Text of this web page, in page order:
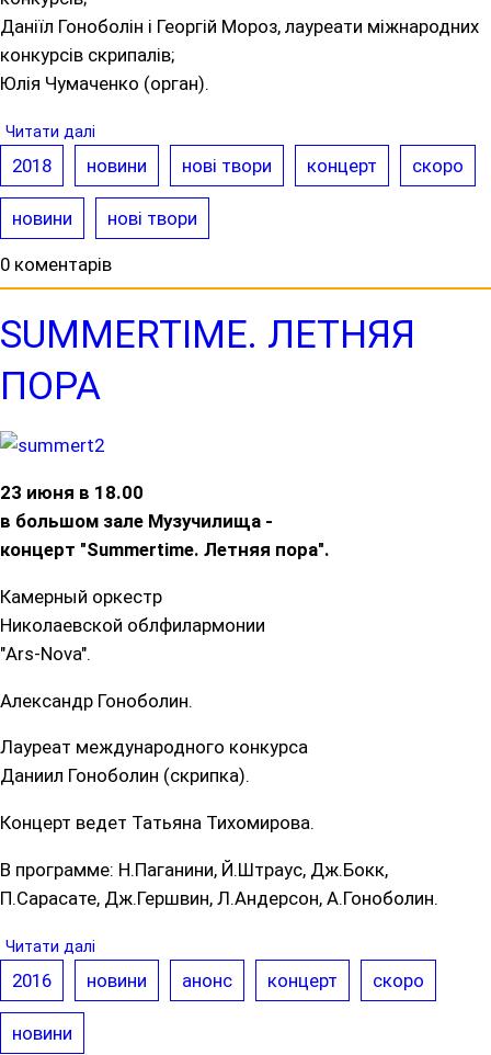
Даніїл Гоноболін і Георгій Мороз, лауреати міжнародних
конкурсів скрипалів;
Юлія Чумаченко (орган).
Читати далі
2018 новини нові твори концерт скоро
новини нові твори
0 коментарів
SUMMERTIME. ЛЕТНЯЯ
ПОРА
23 июня в 18.00
в большом зале Музучилища -
концерт "Summertime. Летняя пора".
Камерный оркестр
Николаевской облфилармонии
"Ars-Nova".
Александр Гоноболин.
Лауреат международного конкурса
Даниил Гоноболин (скрипка).
Концерт ведет Татьяна Тихомирова.
В программе: Н.Паганини, Й.Штраус, Дж.Бокк,
П.Сарасате, Дж.Гершвин, Л.Андерсон, А.Гоноболин.
Читати далі
2016 новини анонс концерт скоро
новини